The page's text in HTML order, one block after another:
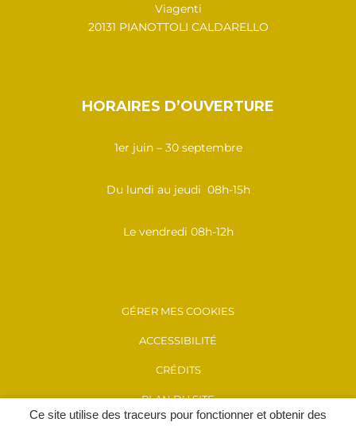
Ce site utilise des traceurs pour fonctionner et obtenir des
Viagenti
20131 PIANOTTOLI CALDARELLO
HORAIRES D’OUVERTURE
1er juin – 30 septembre
Du lundi au jeudi 08h-15h
Le vendredi 08h-12h
GÉRER MES COOKIES
ACCESSIBILITÉ
CRÉDITS
PLAN DU SITE